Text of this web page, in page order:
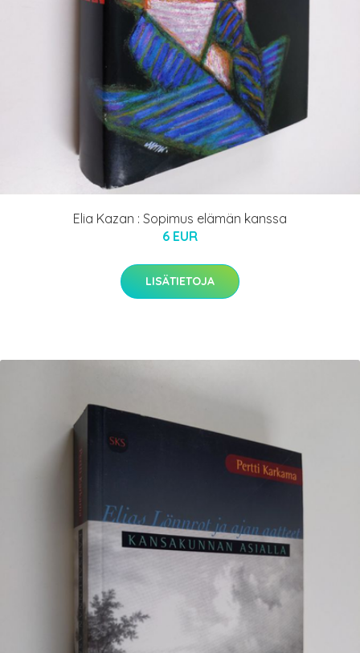
Elia Kazan : Sopimus elämän kanssa
6 EUR
LISÄTIETOJA